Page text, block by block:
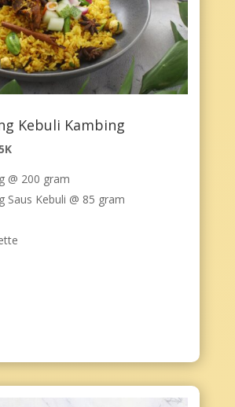
Kebuli Kambing
@ 200 gram
Saus Kebuli @ 85 gram